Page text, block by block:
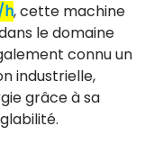
h, cette machine
le domaine
connu un
industrielle,
grâce à sa